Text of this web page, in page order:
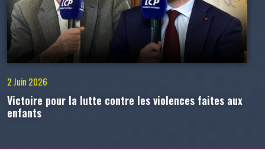
2 Juin 2026
Victoire pour la lutte contre les violences faites aux
enfants